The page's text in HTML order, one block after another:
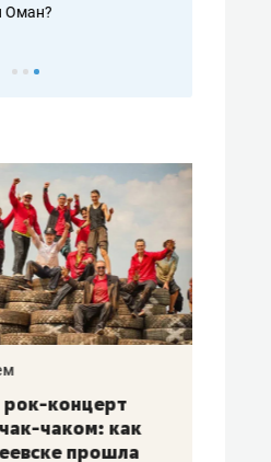
концерт
чаком: как
прошла